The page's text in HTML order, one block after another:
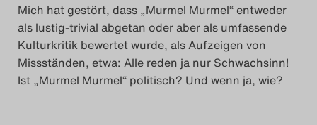
Mich hat gestört, dass „Murmel Murmel“ entweder
als lustig-trivial abgetan oder aber als umfassende
Kulturkritik bewertet wurde, als Aufzeigen von
Missständen, etwa: Alle reden ja nur Schwachsinn!
Ist „Murmel Murmel“ politisch? Und wenn ja, wie?